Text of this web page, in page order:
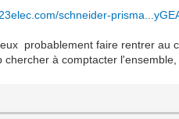
schneider-
probablement faire rentrer
à comptacter